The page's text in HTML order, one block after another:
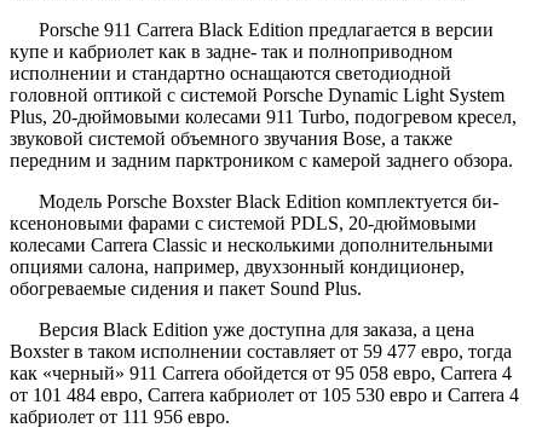
Porsche 911 Carrera Black Edition предлагается в версии
купе и кабриолет как в задне- так и полноприводном
исполнении и стандартно оснащаются светодиодной
головной оптикой с системой Porsche Dynamic Light System
Plus, 20-дюймовыми колесами 911 Turbo, подогревом кресел,
звуковой системой объемного звучания Bose, а также
передним и задним парктроником с камерой заднего обзора.
Модель Porsche Boxster Black Edition комплектуется би-
ксеноновыми фарами с системой PDLS, 20-дюймовыми
колесами Carrera Classic и несколькими дополнительными
опциями салона, например, двухзонный кондиционер,
обогреваемые сидения и пакет Sound Plus.
Версия Black Edition уже доступна для заказа, а цена
Boxster в таком исполнении составляет от 59 477 евро, тогда
как «черный» 911 Carrera обойдется от 95 058 евро, Carrera 4
от 101 484 евро, Carrera кабриолет от 105 530 евро и Carrera 4
кабриолет от 111 956 евро.